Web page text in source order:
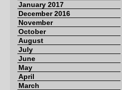
January 2017
December 2016
November
October
August
July
June
May
April
March